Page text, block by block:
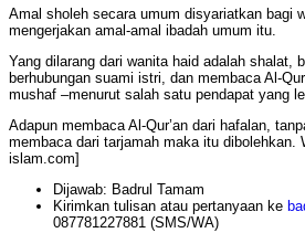
Amal sholeh secara umum disyariatkan bagi
mengerjakan amal-amal ibadah umum itu.
Yang dilarang dari wanita haid adalah shalat,
berhubungan suami istri, dan membaca Al-
mushaf –menurut salah satu pendapat yang
Adapun membaca Al-Qur’an dari hafalan,
membaca dari tarjamah maka itu dibolehkan.
islam.com]
Dijawab: Badrul Tamam
Kirimkan tulisan atau pertanyaan ke
087781227881 (SMS/WA)